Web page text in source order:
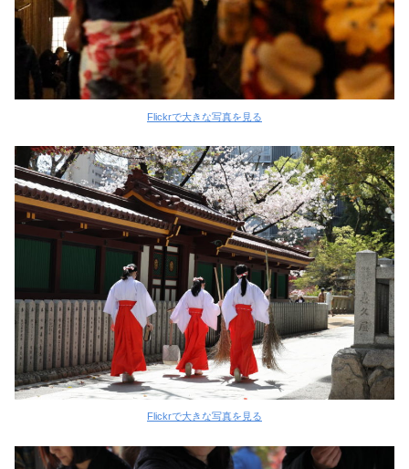
Flickrで大きな写真を見る
Flickrで大きな写真を見る